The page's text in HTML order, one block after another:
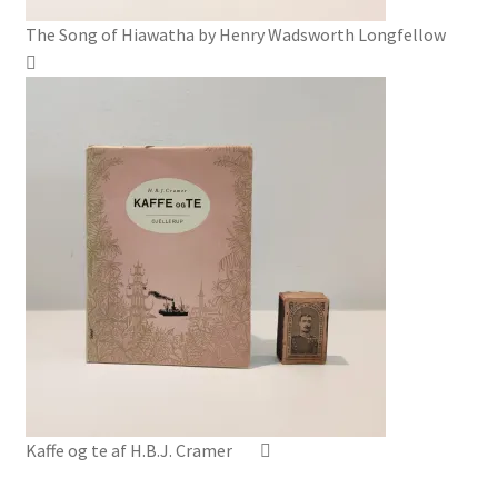
The Song of Hiawatha by Henry Wadsworth Longfellow
Kaffe og te af H.B.J. Cramer